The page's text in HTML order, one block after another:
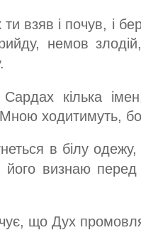
взяв і почув, і
немов
кілька
Мною ходитимуть, бо
в білу
його визнаю
що Дух